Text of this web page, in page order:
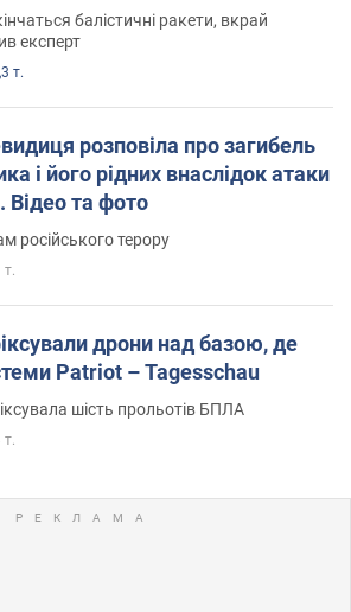
балістичні ракети, вкрай
експерт
т.
розповіла про загибель
і його рідних внаслідок атаки
та фото
російського терору
дрони над базою, де
Patriot – Tagesschau
шість прольотів БПЛА
т.